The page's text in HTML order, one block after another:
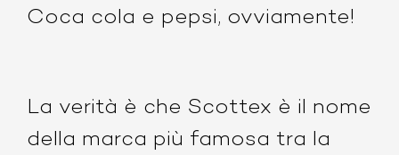
Coca cola e pepsi, ovviamente!
La verità è che Scottex è il nome
della marca più famosa tra la